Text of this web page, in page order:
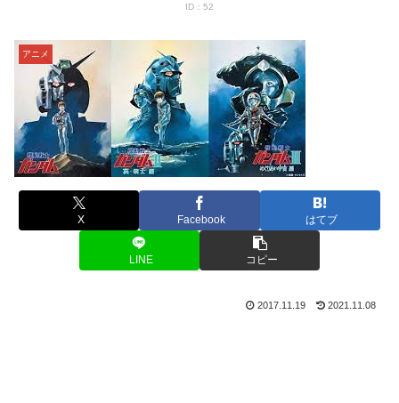
ID：52
アニメ
X Facebook はてブ
LINE コピー
2017.11.19 2021.11.08